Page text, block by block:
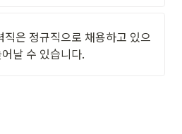
직은 정규직으로 채용하고 있으
날 수 있습니다.